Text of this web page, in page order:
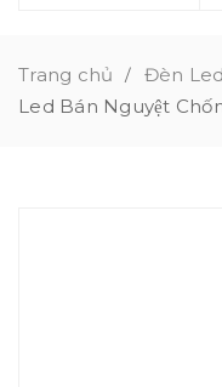
Trang chủ / Đèn
Led Bán Nguyệt